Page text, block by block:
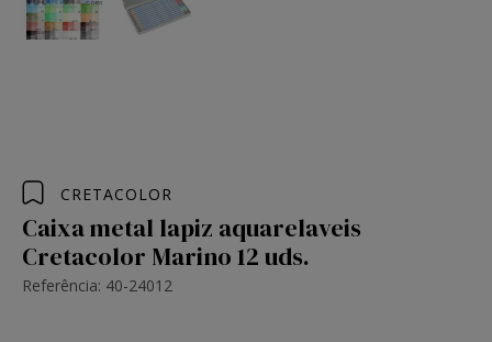
CRETACOLOR
Caixa metal lapiz aquarelaveis
Cretacolor Marino 12 uds.
Referência: 40-24012